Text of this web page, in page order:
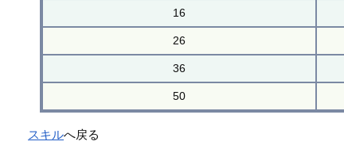
16
26
36
50
スキルへ戻る